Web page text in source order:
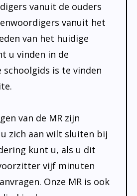
vanuit de ouders
vanuit het
van het huidige
u vinden in de
schoolgids is te vinden
van de MR zijn
zich aan wilt sluiten bij
kunt u, als u dit
vijf minuten
Onze MR is ook